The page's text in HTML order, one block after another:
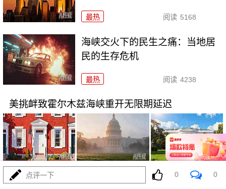
最热 阅读 5168
海峡交火下的民生之痛：当地居
民的生存危机
最热 阅读 4238
美挑衅致霍尔木兹海峡重开无限期延迟
最热 4146 07-15
点评一下 0 0